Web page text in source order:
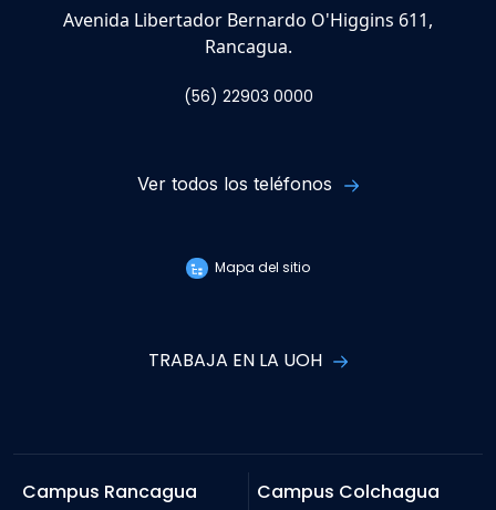
Avenida Libertador Bernardo O'Higgins 611,
Rancagua.
(56) 22903 0000
Ver todos los teléfonos
Mapa del sitio
TRABAJA EN LA UOH
Campus Rancagua
Campus Colchagua